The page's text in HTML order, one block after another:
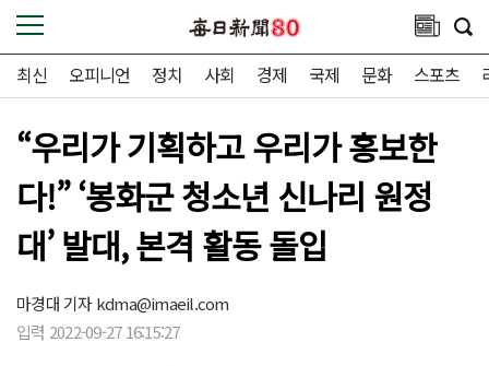
최신 오피니언 정치 사회 경제 국제 문화 스포츠
“우리가 기획하고 우리가 홍보한
다!” ‘봉화군 청소년 신나리 원정
대’ 발대, 본격 활동 돌입
마경대 기자kdma@imaeil.com
입력 2022-09-27 16:15:27